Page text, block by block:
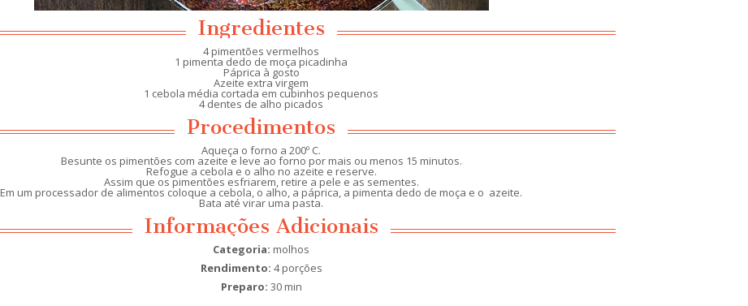
Ingredientes
4 pimentões vermelhos
1 pimenta dedo de moça picadinha
Páprica à gosto
Azeite extra virgem
1 cebola média cortada em cubinhos pequenos
4 dentes de alho picados
Procedimentos
Aqueça o forno a 200º C.
Besunte os pimentões com azeite e leve ao forno por mais ou menos 15 minutos.
Refogue a cebola e o alho no azeite e reserve.
Assim que os pimentões esfriarem, retire a pele e as sementes.
Em um processador de alimentos coloque a cebola, o alho, a páprica, a pimenta dedo de moça e o azeite.
Bata até virar uma pasta.
Informações Adicionais
Categoria: molhos
Rendimento: 4 porções
Preparo: 30 min